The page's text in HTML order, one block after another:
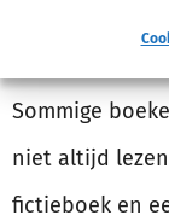
Sommige
niet altijd
fictieboek en